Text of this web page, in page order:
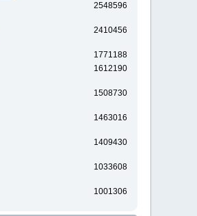
2548596
2410456
1771188
1612190
1508730
1463016
1409430
1033608
1001306